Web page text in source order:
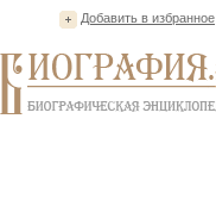
Добавить в избранное